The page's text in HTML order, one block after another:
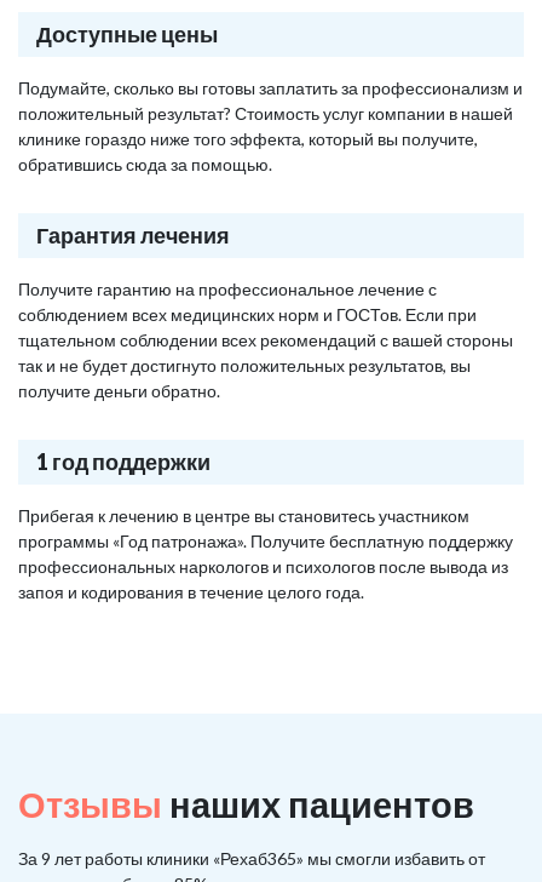
Доступные цены
Подумайте, сколько вы готовы заплатить за профессионализм и
положительный результат? Стоимость услуг компании в нашей
клинике гораздо ниже того эффекта, который вы получите,
обратившись сюда за помощью.
Гарантия лечения
Получите гарантию на профессиональное лечение с
соблюдением всех медицинских норм и ГОСТов. Если при
тщательном соблюдении всех рекомендаций с вашей стороны
так и не будет достигнуто положительных результатов, вы
получите деньги обратно.
1 год поддержки
Прибегая к лечению в центре вы становитесь участником
программы «Год патронажа». Получите бесплатную поддержку
профессиональных наркологов и психологов после вывода из
запоя и кодирования в течение целого года.
Отзывы наших пациентов
За 9 лет работы клиники «Рехаб365» мы смогли избавить от